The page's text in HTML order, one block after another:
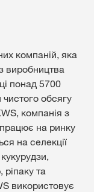
компаній, яка
виробництва
понад 5700
чистого обсягу
компанія з
на ринку
на селекції
ріпаку та
використовує